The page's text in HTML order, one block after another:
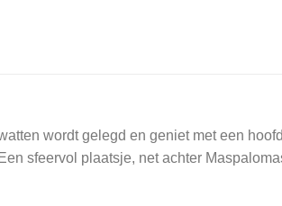
wordt gelegd en geniet met een
sfeervol plaatsje, net achter